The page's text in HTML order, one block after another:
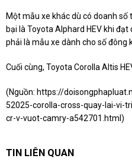
Một mẫu xe khác dù có doanh
bại là Toyota Alphard HEV khi đạt
phải là mẫu xe dành cho số đông
Cuối cùng, Toyota Corolla Altis
(Nguồn: https://
52025-corolla-cross-quay-lai-vi-
cr-v-vuot-camry-a542701.html )
TIN LIÊN QUAN